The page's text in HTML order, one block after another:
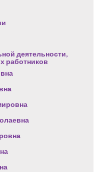
деятельности,
работников